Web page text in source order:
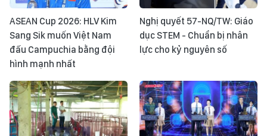
ASEAN Cup 2026: HLV Kim
Sang Sik muốn Việt Nam
đấu Campuchia bằng đội
hình mạnh nhất
Nghị quyết 57-NQ/TW: Giáo
dục STEM - Chuẩn bị nhân
lực cho kỷ nguyên số